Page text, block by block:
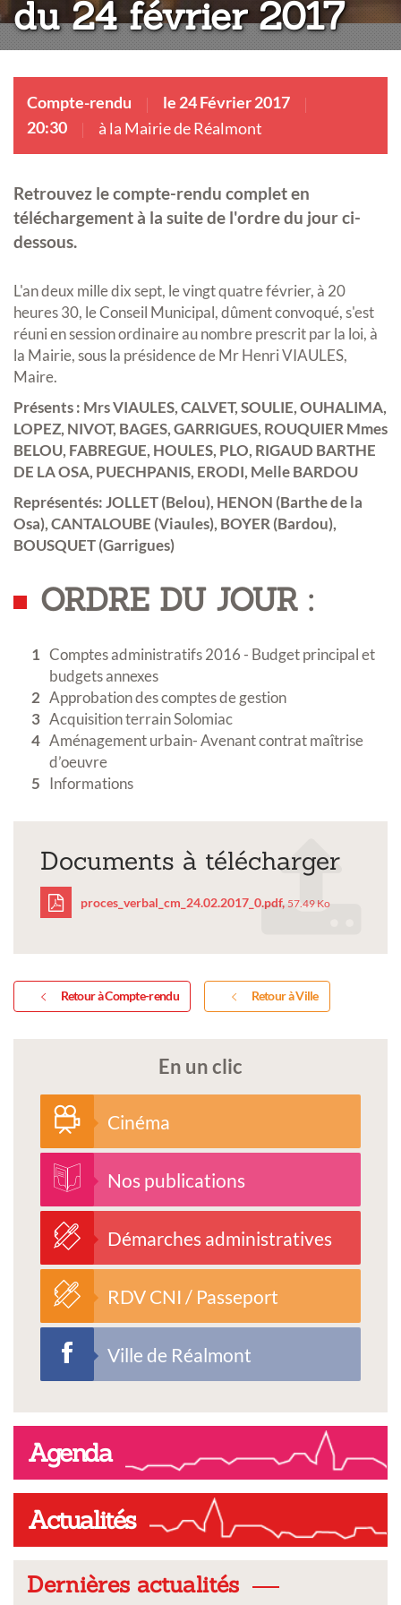
du 24 février 2017
Compte-rendu
le 24 Février 2017
20:30
à la Mairie de Réalmont
Retrouvez le compte-rendu complet en
téléchargement à la suite de l'ordre du jour ci-
dessous.
L'an deux mille dix sept, le vingt quatre février, à 20
heures 30, le Conseil Municipal, dûment convoqué, s'est
réuni en session ordinaire au nombre prescrit par la loi, à
la Mairie, sous la présidence de Mr Henri VIAULES,
Maire.
Présents : Mrs VIAULES, CALVET, SOULIE, OUHALIMA,
LOPEZ, NIVOT, BAGES, GARRIGUES, ROUQUIER Mmes
BELOU, FABREGUE, HOULES, PLO, RIGAUD BARTHE
DE LA OSA, PUECHPANIS, ERODI, Melle BARDOU
Représentés: JOLLET (Belou), HENON (Barthe de la
Osa), CANTALOUBE (Viaules), BOYER (Bardou),
BOUSQUET (Garrigues)
ORDRE DU JOUR :
Comptes administratifs 2016 - Budget principal et
budgets annexes
Approbation des comptes de gestion
Acquisition terrain Solomiac
Aménagement urbain- Avenant contrat maîtrise
d’oeuvre
Informations
Documents à télécharger
proces_verbal_cm_24.02.2017_0.pdf, 57.49 Ko
Retour à Compte-rendu Retour à Ville
En un clic
Cinéma
Nos publications
Démarches administratives
RDV CNI / Passeport
Ville de Réalmont
Agenda
Actualités
Dernières actualités